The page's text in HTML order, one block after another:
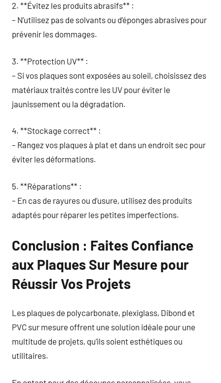
2. **Évitez les produits abrasifs** :
– N’utilisez pas de solvants ou d’éponges abrasives pour
prévenir les dommages.
3. **Protection UV** :
– Si vos plaques sont exposées au soleil, choisissez des
matériaux traités contre les UV pour éviter le
jaunissement ou la dégradation.
4. **Stockage correct** :
– Rangez vos plaques à plat et dans un endroit sec pour
éviter les déformations.
5. **Réparations** :
– En cas de rayures ou d’usure, utilisez des produits
adaptés pour réparer les petites imperfections.
Conclusion : Faites Confiance
aux Plaques Sur Mesure pour
Réussir Vos Projets
Les plaques de polycarbonate, plexiglass, Dibond et
PVC sur mesure offrent une solution idéale pour une
multitude de projets, qu’ils soient esthétiques ou
utilitaires.